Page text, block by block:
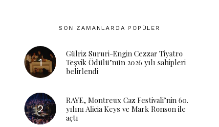
SON ZAMANLARDA POPÜLER
Gülriz Sururi-Engin Cezzar Tiyatro
Teşvik Ödülü’nün 2026 yılı sahipleri
belirlendi
RAYE, Montreux Caz Festivali’nin 60.
yılını Alicia Keys ve Mark Ronson ile
açtı